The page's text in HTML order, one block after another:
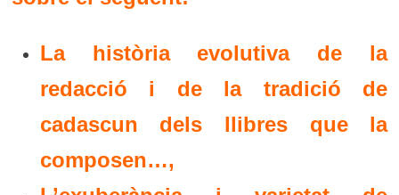
La història evolutiva de la
redacció i de la tradició de
cadascun dels llibres que la
composen…,